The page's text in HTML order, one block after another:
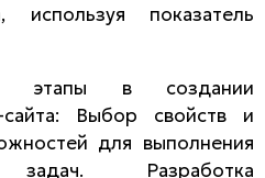
используя показатель
этапы в создании
сайта: Выбор свойств и
для выполнения
Разработка